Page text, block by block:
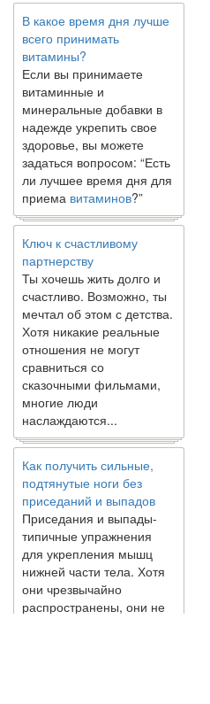
В какое время дня лучше
всего принимать
витамины?
Если вы принимаете
витаминные и
минеральные добавки в
надежде укрепить свое
здоровье, вы можете
задаться вопросом: “Есть
ли лучшее время дня для
приемавитаминов?”
Ключ к счастливому
партнерству
Ты хочешь жить долго и
счастливо. Возможно, ты
мечтал об этом с детства.
Хотя никакие реальные
отношения не могут
сравниться со
сказочными фильмами,
многие люди
наслаждаются...
Как получить сильные,
подтянутые ноги без
приседаний и выпадов
Приседания и выпады-
типичные упражнения
для укрепления мышц
нижней части тела. Хотя
они чрезвычайно
распространены, они не
могут быть безопасным